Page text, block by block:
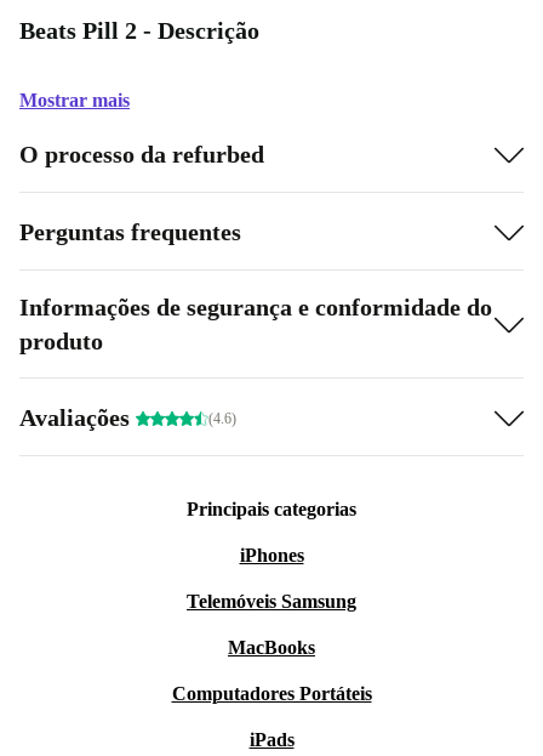
Beats Pill 2 - Descrição
Mostrar mais
O processo da refurbed
Perguntas frequentes
Informações de segurança e conformidade do
produto
Avaliações (4.6)
Principais categorias
iPhones
Telemóveis Samsung
MacBooks
Computadores Portáteis
iPads